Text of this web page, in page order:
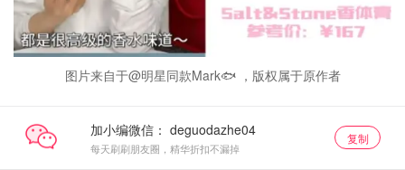
图片来自于@明星同款Mark🐟 ，版权属于原作者
加小编微信：
每天刷刷朋友圈，精华折扣不漏掉
复制